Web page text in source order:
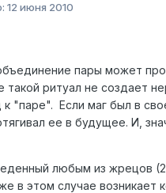
12 июня 2010
пары может
такой ритуал не создает
к "паре". Если маг был в
ее в будущее. И,
любым из жрецов
в этом случае возникает